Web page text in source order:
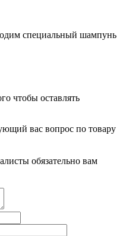
специальный шампунь
чтобы оставлять
вас вопрос по товару
обязательно вам